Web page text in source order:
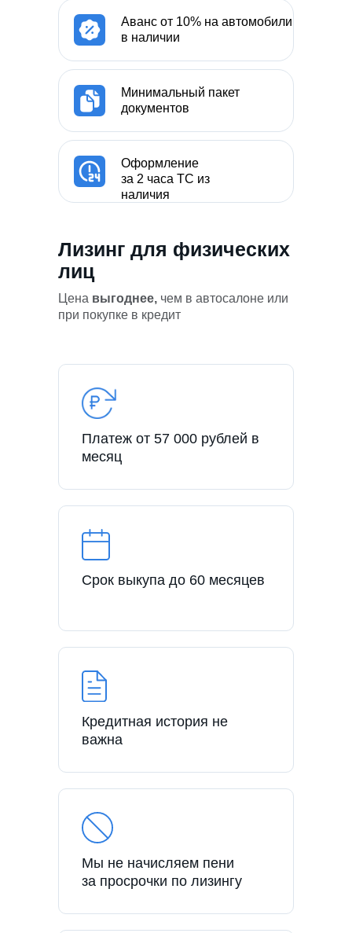
Аванс от 10% на автомобили
в наличии
Минимальный пакет
документов
Оформление
за 2 часа ТС из
наличия
Лизинг для физических
лиц
Цена выгоднее, чем в автосалоне или
при покупке в кредит
Платеж от 57 000 рублей в
месяц
Срок выкупа до 60 месяцев
Кредитная история не
важна
Мы не начисляем пени
за просрочки по лизингу